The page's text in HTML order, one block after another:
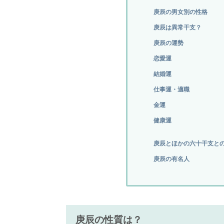
庚辰の男女別の性格
庚辰は異常干支？
庚辰の運勢
恋愛運
結婚運
仕事運・適職
金運
健康運
庚辰とほかの六十干支と
庚辰の有名人
庚辰の性質は？